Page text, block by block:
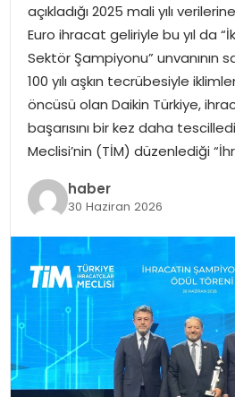
SPOR
EKONOMI
MAGAZIN
DÜNYA
OTOMOBIL
açıkladığı 2025 mali yılı
Euro ihracat geliriyle bu yıl da
Sektör Şampiyonu” unvanının
100 yılı aşkın tecrübesiyle
öncüsü olan Daikin Türkiye,
başarısını bir kez daha
Meclisi’nin (TİM) düzenlediği
haber
30 Haziran 2026